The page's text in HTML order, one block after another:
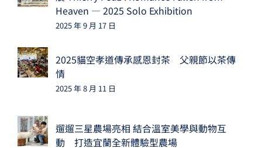
Heaven — 2025 Solo Exhibition
2025 年 9 月 17 日
2025貓空孝道傳承感恩封茶 父親節以茶傳
情
2025 年 8 月 11 日
遛遛三星農場亮相 結合溫室美學與動物互
動 打造宜蘭全新體驗型農場